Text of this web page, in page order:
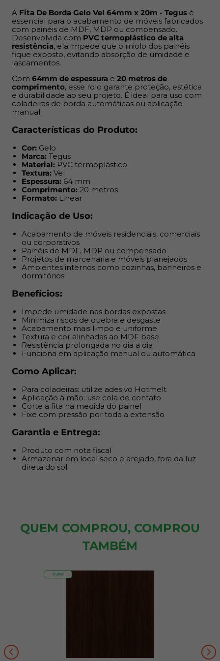
Formato: Linear
Indicação de Uso:
Acabamento de móveis residenciais, comerciais ou
corporativos
Painéis de MDF, MDP ou compensado
Projetos de marcenaria e móveis planejados
Ambientes internos como cozinhas, banheiros e
dormitórios
Benefícios:
Impede umidade nas bordas expostas
Minimiza riscos de quebra e desgaste
Acabamento mais limpo e uniforme
Textura e cor alinhadas ao MDF base
Resistência prolongada no dia a dia
Para coladeiras: utilize adesivo Hotmelt
Aplicação à mão: use cola de contato
Corte a fita na medida do painel
Fixe com pressão por toda a extensão
Garantia e Entrega:
Produto com nota fiscal
Armazenar em local seco e arejado, fora da luz direta
do sol
A Fita De Borda Gelo Vel 64mm x 20m - Tegus é
essencial para o acabamento de móveis fabricados
com painéis de MDF, MDP ou compensado.
Desenvolvida com PVC termoplástico de alta
resistência, ela impede que o miolo dos painéis
fique exposto, evitando absorção de umidade e
lascamentos.
Com 64mm de espessura e 20 metros de
comprimento, esse rolo garante proteção, estética
e durabilidade ao seu projeto. É ideal para uso com
coladeiras de borda automáticas ou aplicação
manual.
Características do Produto:
Cor: Gelo
Marca: Tegus
Material: PVC termoplástico
Textura: Vel
Espessura: 64 mm
Comprimento: 20 metros
Formato: Linear
Indicação de Uso:
Acabamento de móveis residenciais, comerciais
ou corporativos
Painéis de MDF, MDP ou compensado
Projetos de marcenaria e móveis planejados
Ambientes internos como cozinhas, banheiros e
dormitórios
Benefícios:
Impede umidade nas bordas expostas
Minimiza riscos de quebra e desgaste
Acabamento mais limpo e uniforme
Textura e cor alinhadas ao MDF base
Resistência prolongada no dia a dia
Funciona em aplicação manual ou automática
Como Aplicar:
Para coladeiras: utilize adesivo Hotmelt
Aplicação à mão: use cola de contato
Corte a fita na medida do painel
Fixe com pressão por toda a extensão
Garantia e Entrega:
Produto com nota fiscal
Armazenar em local seco e arejado, fora da luz
direta do sol
QUEM COMPROU, COMPROU
TAMBÉM
Outlet